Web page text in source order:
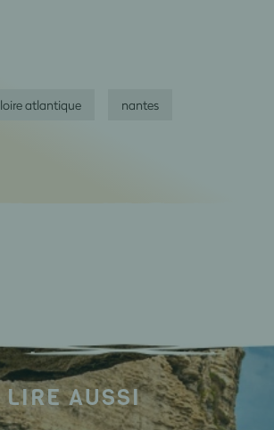
loire atlantique nantes
LIRE AUSSI